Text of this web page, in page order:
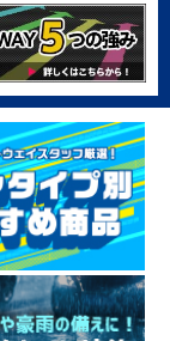
は、アメリカ合衆国
、最先端の技術と製
を製造しています。
年に台湾で設立さ
トンと、1981年から
ップ）とそれぞれ技
術までノウハウを習
ました。世界70以上
り、強力なグローバ
カーです。
特設ページは
こちら!
。グリップ・静粛性
、燃費に関しては
れから様子をみてい
早く届きました